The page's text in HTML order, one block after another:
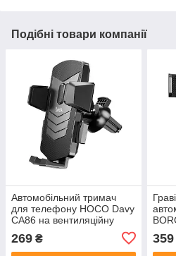
Подібні товари компанії
Автомобільний тримач
для телефону HOCO Davy
CA86 на вентиляційну
механізмом 4.5-7 дюймів
269 ₴ 359